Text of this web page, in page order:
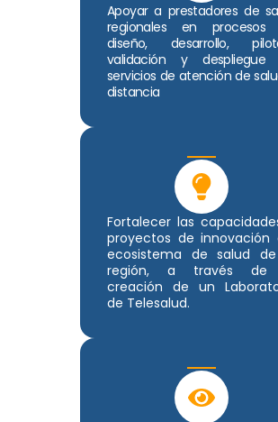
Apoyar a prestadores de
regionales en procesos
diseño, desarrollo,
validación y despliegue
servicios de atención de
distancia
Fortalecer las
proyectos de innovación
ecosistema de salud
región, a través de
creación de un
de Telesalud.